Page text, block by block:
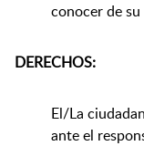
conocer de
DERECHOS:
El/La
ante el